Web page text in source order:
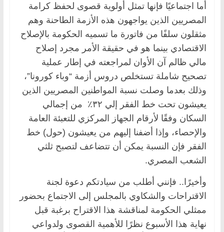
أما اجتماعيًا فإنها تمثل أولوية قصوى لحفظ كرامة
المصريين الذين يواجهون هذه الأزمة الطاحنة وهم
مثقلون سلفًا من فاتورة ما تسميه الحكومة بالإصلاح
الاقتصادي بينما هو في حقيقة الأمر مجرد إصلاح
مالي ظالم آن الأوان لمراجعته في إطار عملية
تصحيح شاملة تستخلص دروس أزمة “وباء كورونا”،
وذلك بعدما وصلت نسبة المواطنين المصريين الذين
يعيشون تحت خط الفقر إلي ٣٢٪ من إجمالي
السكان وفقًا لأرقام الجهاز المركزي للتعبئة العامة
والإحصاء، وإذا أضفنا إليهم من يعيشون (حول) خط
الفقر فإن النسبة يمكن أن تتضاعف لتصبح ثلثي
الشعب المصري.
وأخيرًا.. فإنني أطلب من سيادتكم دعوة لجنة
الاقتراحات والشكاوي بالمجلس إلى الاجتماع بحضور
ممثلي الحكومة لمناقشة هذا الاقتراح برغبة قبل
نهاية هذا الأسبوع نظرًا للأهمية القصوى ولدواعي